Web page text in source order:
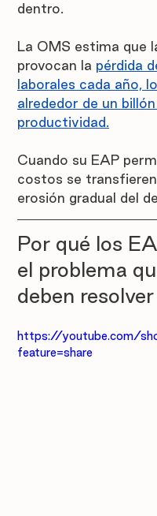
dentro.
La OMS estima que
provocan la pérdida
laborales cada año,
alrededor de un
productividad.
Cuando su EAP
costos se
erosión gradual del
Por qué los
el problema
deben resolver
https://youtube.com/
feature=share